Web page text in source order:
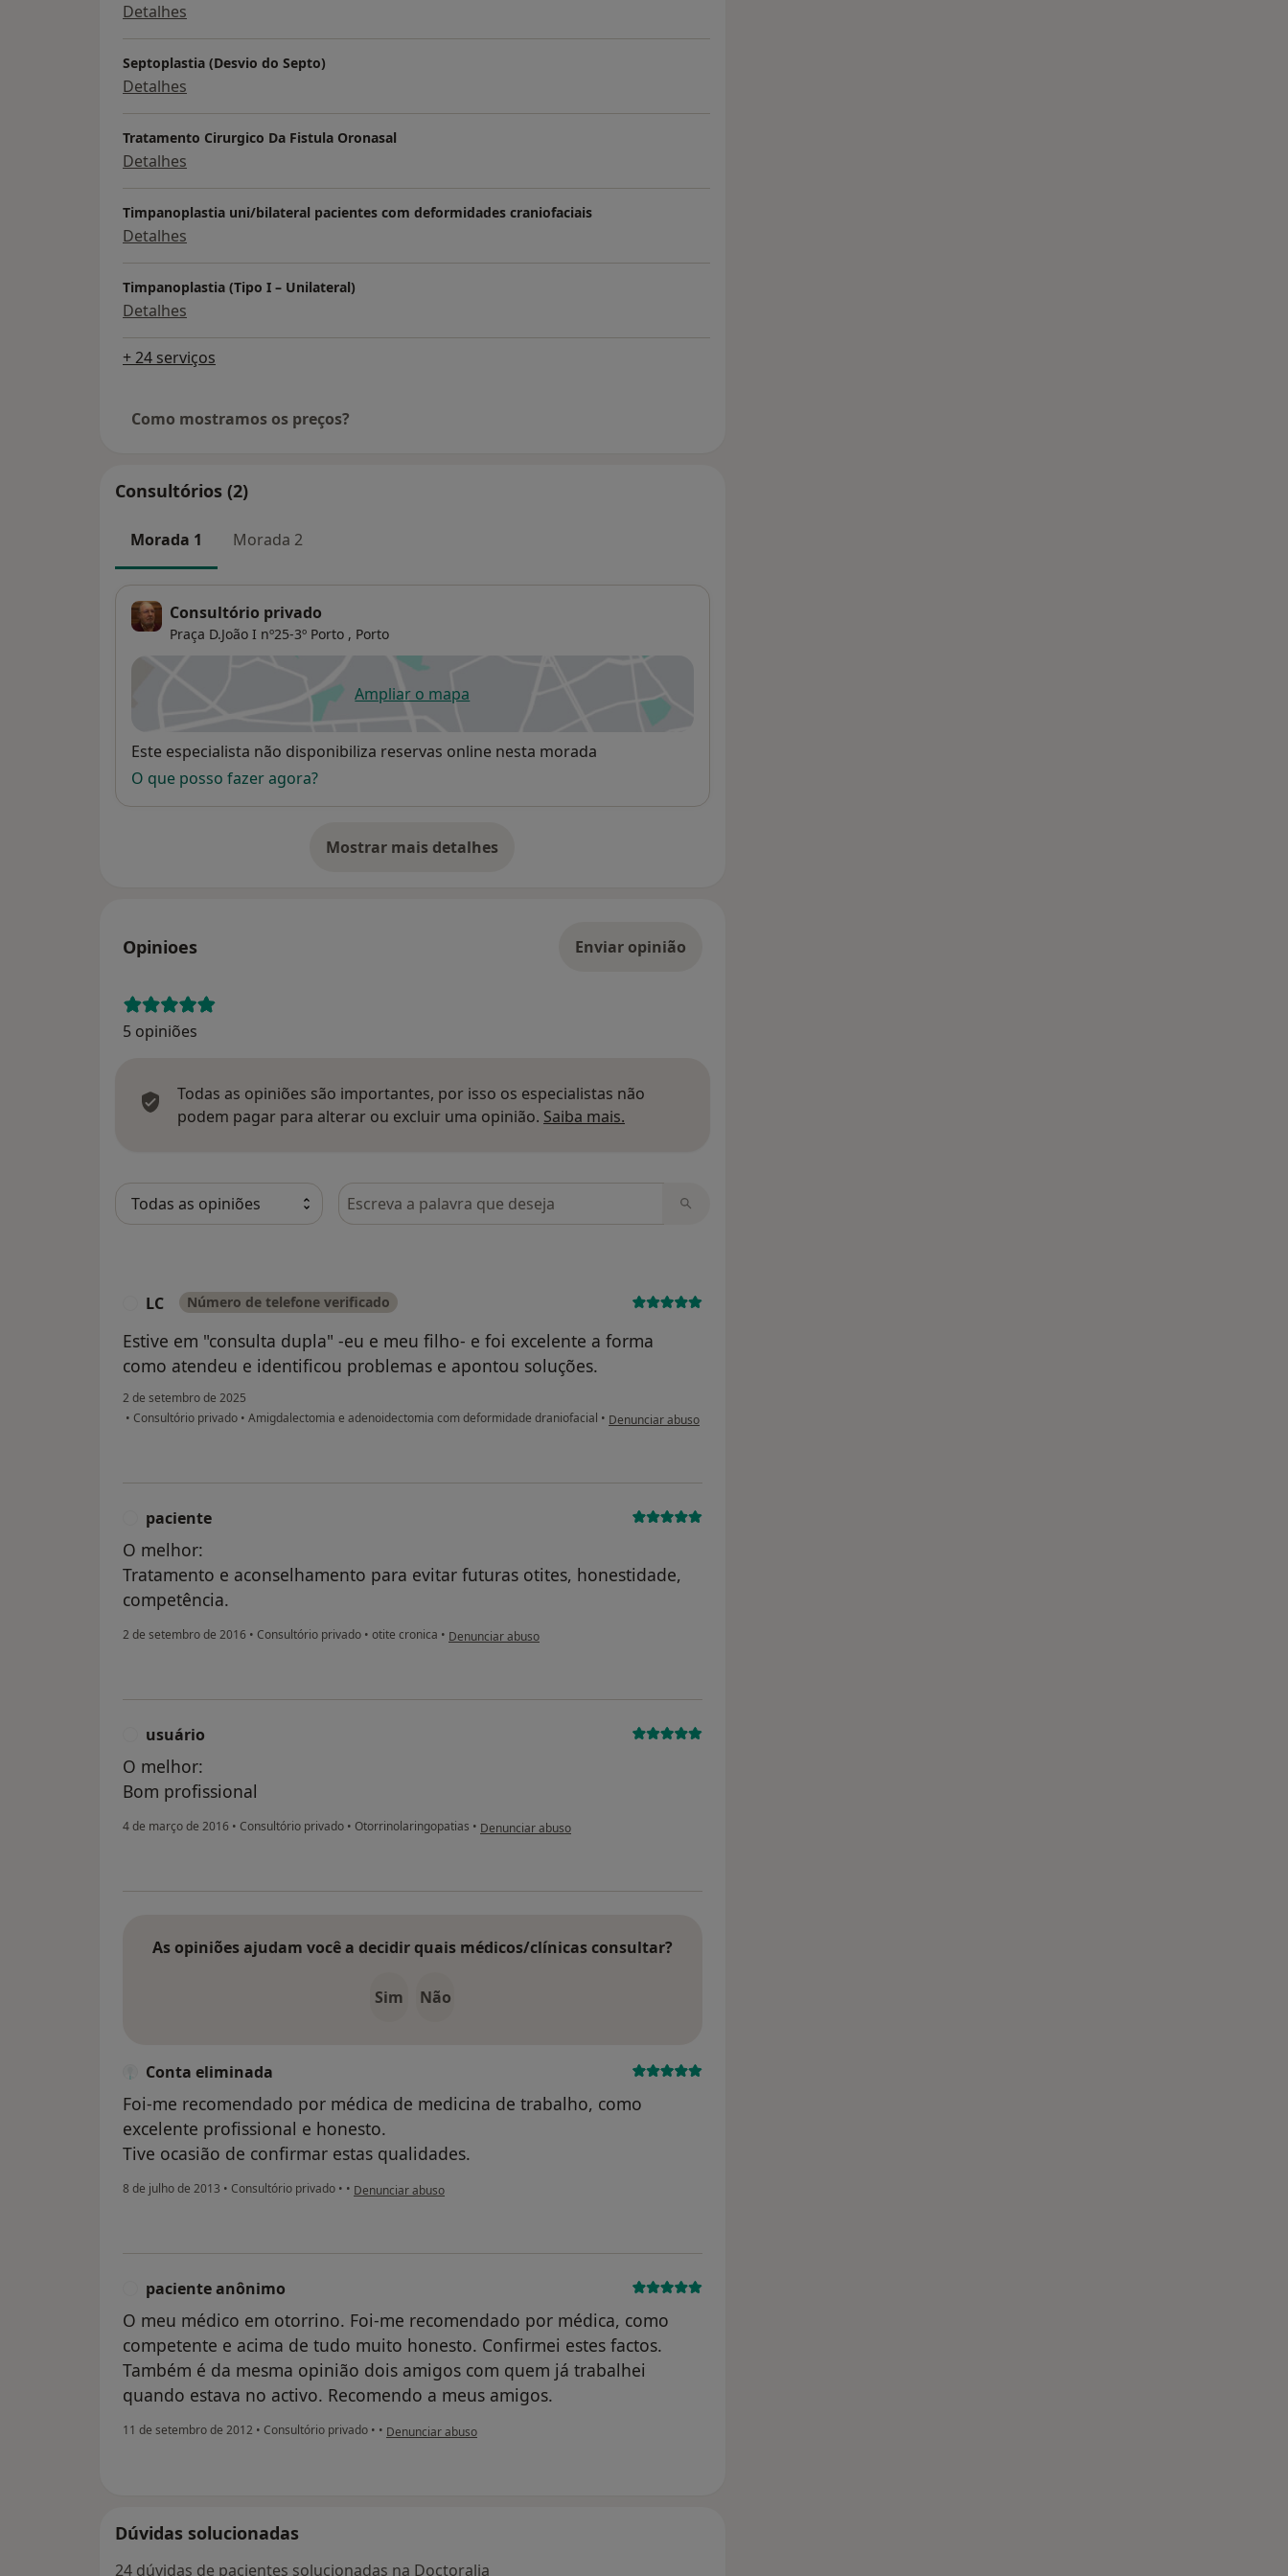
Detalhes
Septoplastia (Desvio do Septo)
Detalhes
Tratamento Cirurgico Da Fistula Oronasal
Detalhes
Timpanoplastia uni/bilateral pacientes com deformidades craniofaciais
Detalhes
Timpanoplastia (Tipo I – Unilateral)
Detalhes
+ 24 serviços
Como mostramos os preços?
Consultórios (2)
Morada 1 Morada 2
Consultório privado
Praça D.João I nº25-3º Porto , Porto
Ampliar o mapaabre num novo separador
Disponibilidade
Este especialista não disponibiliza reservas online nesta morada
O que posso fazer agora?
Mostrar mais detalhes
sobre o endereço
Opinioes Enviar opinião
5 opiniões
Todas as opiniões são importantes, por isso os especialistas não
podem pagar para alterar ou excluir uma opinião. Saiba mais.
Pesquisar em opiniões
LC Número de telefone verificado
Estive em "consulta dupla" -eu e meu filho- e foi excelente a forma
como atendeu e identificou problemas e apontou soluções.
2 de setembro de 2025
• Consultório privado • Amigdalectomia e adenoidectomia com deformidade draniofacial • na opinião do utilizador LC
Denunciar abuso
paciente
O melhor:
Tratamento e aconselhamento para evitar futuras otites, honestidade,
competência.
2 de setembro de 2016 • Consultório privado • otite cronica • na opinião do utilizador paciente
Denunciar abuso
usuário
O melhor:
Bom profissional
4 de março de 2016 • Consultório privado • Otorrinolaringopatias • na opinião do utilizador usuário
Denunciar abuso
As opiniões ajudam você a decidir quais médicos/clínicas consultar?
Sim Não
Conta eliminada
Foi-me recomendado por médica de medicina de trabalho, como
excelente profissional e honesto.
Tive ocasião de confirmar estas qualidades.
8 de julho de 2013 • Consultório privado • • na opinião do utilizador Conta eliminada
Denunciar abuso
paciente anônimo
O meu médico em otorrino. Foi-me recomendado por médica, como
competente e acima de tudo muito honesto. Confirmei estes factos.
Também é da mesma opinião dois amigos com quem já trabalhei
quando estava no activo. Recomendo a meus amigos.
11 de setembro de 2012 • Consultório privado • • na opinião do utilizador paciente anônimo
Denunciar abuso
Dúvidas solucionadas
24 dúvidas de pacientes solucionadas na Doctoralia